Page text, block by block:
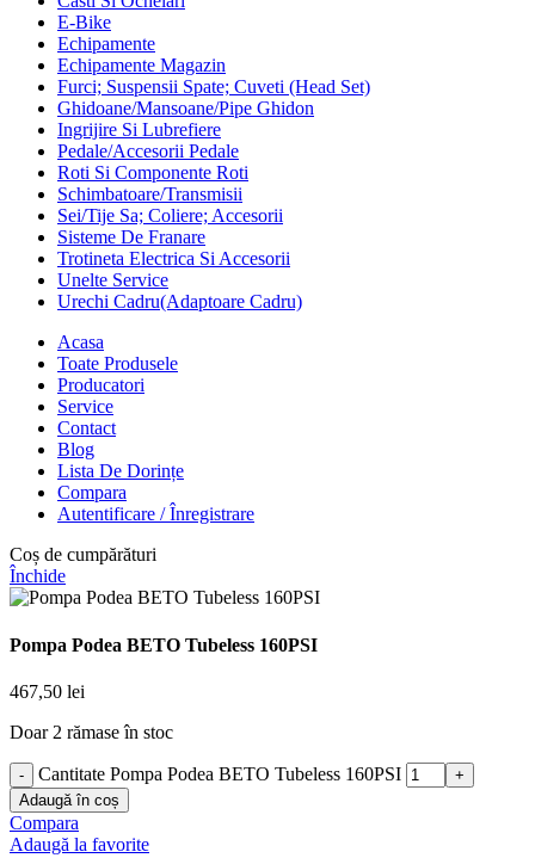
E-Bike
Echipamente
Echipamente Magazin
Furci; Suspensii Spate; Cuveti (Head Set)
Ghidoane/Mansoane/Pipe Ghidon
Ingrijire Si Lubrefiere
Pedale/Accesorii Pedale
Roti Si Componente Roti
Schimbatoare/Transmisii
Sei/Tije Sa; Coliere; Accesorii
Sisteme De Franare
Trotineta Electrica Si Accesorii
Unelte Service
Urechi Cadru(Adaptoare Cadru)
Acasa
Toate Produsele
Producatori
Service
Contact
Blog
Lista De Dorințe
Compara
Autentificare / Înregistrare
Coș de cumpărături
Închide
Pompa Podea BETO Tubeless 160PSI
467,50 lei
Doar 2 rămase în stoc
Cantitate Pompa Podea BETO Tubeless 160PSI
Adaugă în coș
Compara
Adaugă la favorite